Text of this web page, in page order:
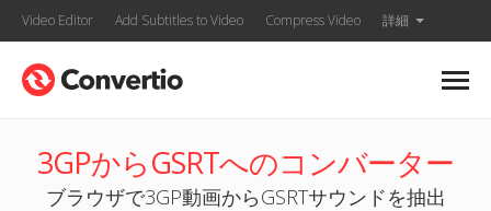
Video Editor Add Subtitles to Video Compress Video 詳細
3GPからGSRTへのコンバーター
ブラウザで3GP動画からGSRTサウンドを抽出